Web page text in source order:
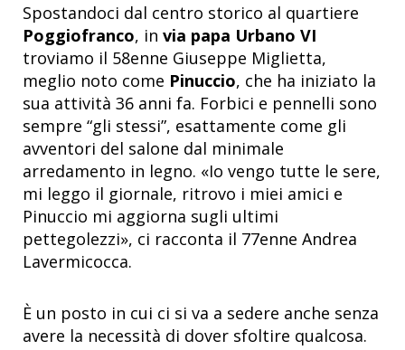
Spostandoci dal centro storico al quartiere
Poggiofranco, in via papa Urbano VI
troviamo il 58enne Giuseppe Miglietta,
meglio noto come Pinuccio, che ha iniziato la
sua attività 36 anni fa. Forbici e pennelli sono
sempre “gli stessi”, esattamente come gli
avventori del salone dal minimale
arredamento in legno. «Io vengo tutte le sere,
mi leggo il giornale, ritrovo i miei amici e
Pinuccio mi aggiorna sugli ultimi
pettegolezzi», ci racconta il 77enne Andrea
Lavermicocca.
È un posto in cui ci si va a sedere anche senza
avere la necessità di dover sfoltire qualcosa.